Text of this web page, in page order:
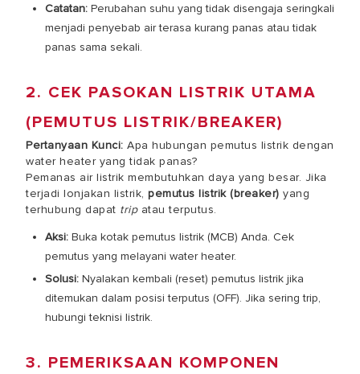
Catatan: Perubahan suhu yang tidak disengaja seringkali
menjadi penyebab air terasa kurang panas atau tidak
panas sama sekali.
2. CEK PASOKAN LISTRIK UTAMA
(PEMUTUS LISTRIK/BREAKER)
Pertanyaan Kunci: Apa hubungan pemutus listrik dengan
water heater yang tidak panas?
Pemanas air listrik membutuhkan daya yang besar. Jika
terjadi lonjakan listrik, pemutus listrik (breaker) yang
terhubung dapat tripatau terputus.
Aksi: Buka kotak pemutus listrik (MCB) Anda. Cek
pemutus yang melayani water heater.
Solusi: Nyalakan kembali (reset) pemutus listrik jika
ditemukan dalam posisi terputus (OFF). Jika sering trip,
hubungi teknisi listrik.
3. PEMERIKSAAN KOMPONEN